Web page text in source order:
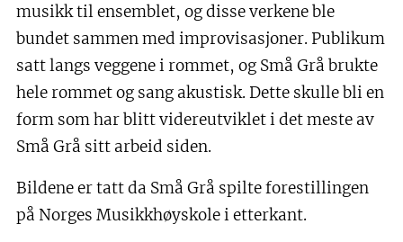
musikk til ensemblet, og disse verkene ble
bundet sammen med improvisasjoner. Publikum
satt langs veggene i rommet, og Små Grå brukte
hele rommet og sang akustisk. Dette skulle bli en
form som har blitt videreutviklet i det meste av
Små Grå sitt arbeid siden.
Bildene er tatt da Små Grå spilte forestillingen
på Norges Musikkhøyskole i etterkant.